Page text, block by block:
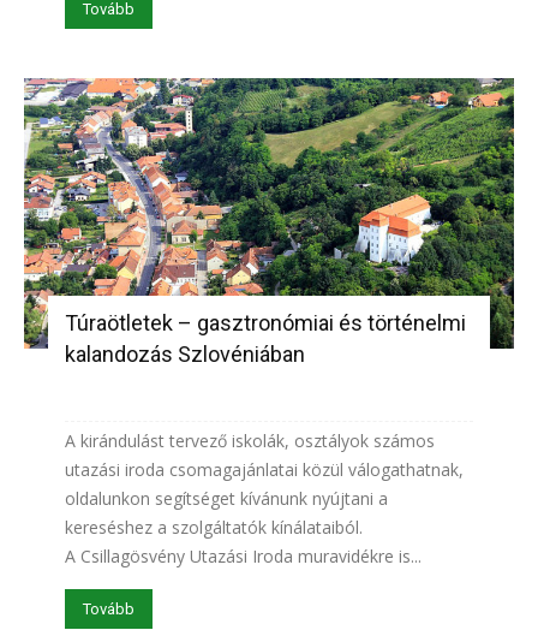
Tovább
Túraötletek – gasztronómiai és történelmi
kalandozás Szlovéniában
A kirándulást tervező iskolák, osztályok számos
utazási iroda csomagajánlatai közül válogathatnak,
oldalunkon segítséget kívánunk nyújtani a
kereséshez a szolgáltatók kínálataiból.
A Csillagösvény Utazási Iroda muravidékre is...
Tovább